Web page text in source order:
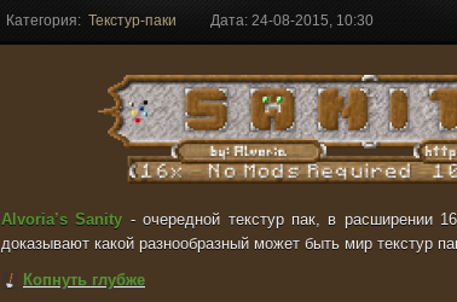
Категория: Текстур-паки Дата: 24-08-2015, 10:30
Alvoria’s Sanity - очередной текстур пак, в расширении
доказывают какой разнообразный может быть мир текстур
Копнуть глубже